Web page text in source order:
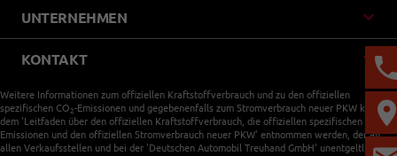
UNTERNEHMEN
KONTAKT
Weitere Informationen zum offiziellen Kraftstoffverbrauch und zu den offiziellen
spezifischen CO 2-Emissionen und gegebenenfalls zum Stromverbrauch neuer PKW können
dem 'Leitfaden über den offiziellen Kraftstoffverbrauch, die offiziellen spezifischen CO
2-
Emissionen und den offiziellen Stromverbrauch neuer PKW' entnommen werden, der an
allen Verkaufsstellen und bei der 'Deutschen Automobil Treuhand GmbH' unentgeltlich